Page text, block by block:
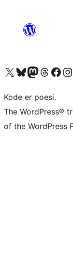
Besøg vores X (tidligere Twitter) konto
Besøg vores Bluesky-konto
Besøg vores Mastodon konto
Besøg vores Threads-konto
Besøg vores Facebook side
Besøg
Kode er poesi.
The WordPress®
of the WordPress